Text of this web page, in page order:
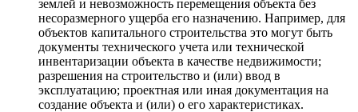
землей и невозможность перемещения объекта без
несоразмерного ущерба его назначению. Например, для
объектов капитального строительства это могут быть
документы технического учета или технической
инвентаризации объекта в качестве недвижимости;
разрешения на строительство и (или) ввод в
эксплуатацию; проектная или иная документация на
создание объекта и (или) о его характеристиках.